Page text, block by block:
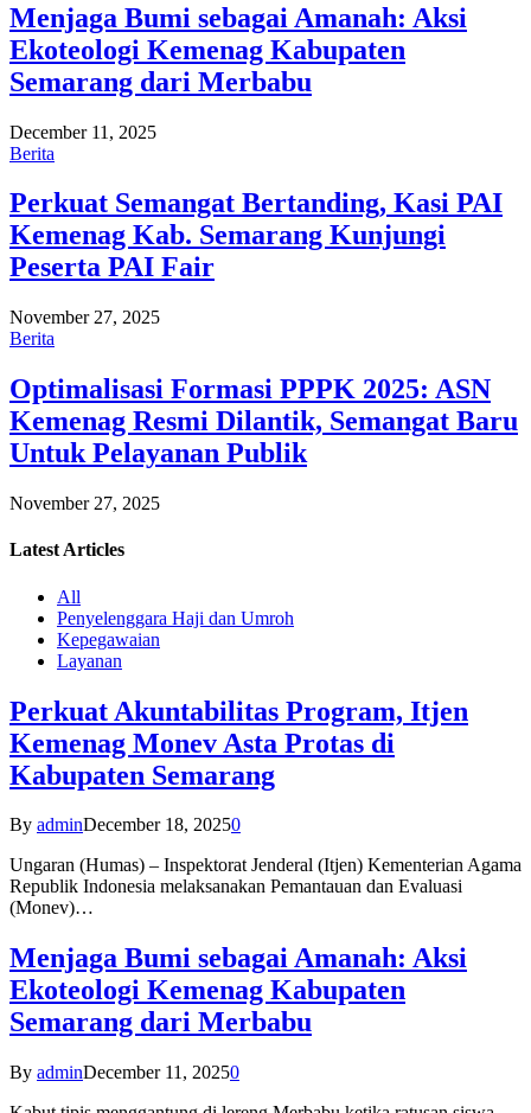
Menjaga Bumi sebagai Amanah: Aksi
Ekoteologi Kemenag Kabupaten
Semarang dari Merbabu
December 11, 2025
Berita
Perkuat Semangat Bertanding, Kasi PAI
Kemenag Kab. Semarang Kunjungi
Peserta PAI Fair
November 27, 2025
Berita
Optimalisasi Formasi PPPK 2025: ASN
Kemenag Resmi Dilantik, Semangat Baru
Untuk Pelayanan Publik
November 27, 2025
Latest Articles
All
Penyelenggara Haji dan Umroh
Kepegawaian
Layanan
Perkuat Akuntabilitas Program, Itjen
Kemenag Monev Asta Protas di
Kabupaten Semarang
By adminDecember 18, 20250
Ungaran (Humas) – Inspektorat Jenderal (Itjen) Kementerian Agama
Republik Indonesia melaksanakan Pemantauan dan Evaluasi
(Monev)…
Menjaga Bumi sebagai Amanah: Aksi
Ekoteologi Kemenag Kabupaten
Semarang dari Merbabu
By adminDecember 11, 20250